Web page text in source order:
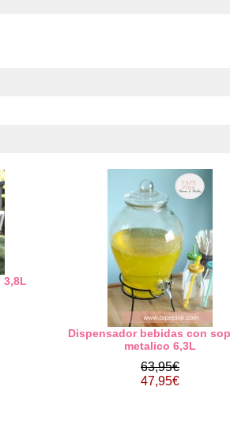
3,8L
Dispensador bebidas con
metalico 6,3L
63,95€
47,95€